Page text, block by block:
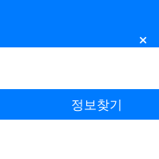
닫
정보찾기